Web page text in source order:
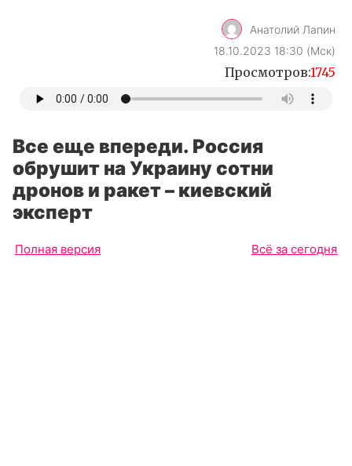
Анатолий Лапин
18.10.2023 18:30 (Мск)
Просмотров:1745
Все еще впереди. Россия
обрушит на Украину сотни
дронов и ракет – киевский
эксперт
Полная версия Всё за сегодня